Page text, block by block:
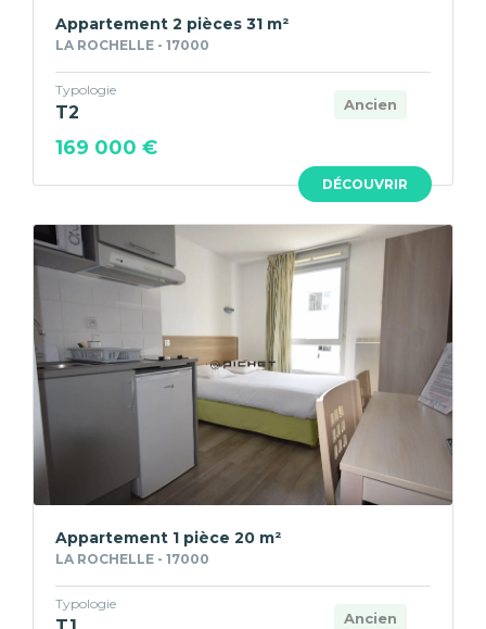
DÉCOUVRIR
Appartement 2 pièces 31 m²
LA ROCHELLE - 17000
Ancien
Typologie
T2
169 000 €
Appartement 1 pièce 20 m²
LA ROCHELLE - 17000
Ancien
Typologie